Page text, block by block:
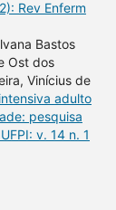
Rev Enferm
Bastos
Ost dos
Vinícius de
adulto
pesquisa
v. 14 n. 1